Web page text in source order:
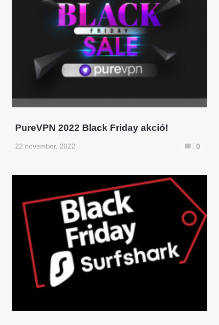
PureVPN 2022 Black Friday akció!
22 november, 2022 0